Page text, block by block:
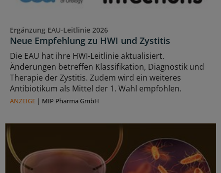
Ergänzung EAU-Leitlinie 2026
Neue Empfehlung zu HWI und Zystitis
Die EAU hat ihre HWI-Leitlinie aktualisiert.
Änderungen betreffen Klassifikation, Diagnostik und
Therapie der Zystitis. Zudem wird ein weiteres
Antibiotikum als Mittel der 1. Wahl empfohlen.
ANZEIGE | MIP Pharma GmbH